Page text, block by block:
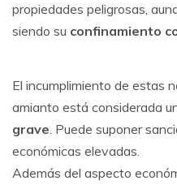
propiedades peligrosas,
siendo su confinamiento
El incumplimiento de estas
amianto está considerada
grave. Puede suponer
económicas elevadas.
Además del aspecto